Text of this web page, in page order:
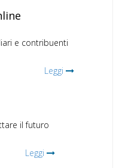
e contribuenti
Leggi
il futuro
Leggi